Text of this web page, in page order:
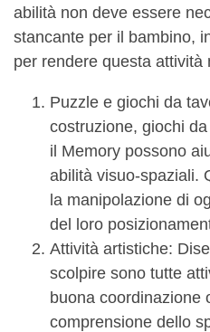
abilità non deve essere
stancante per il bambino,
per rendere questa attività
Puzzle e giochi da
costruzione, giochi
il Memory possono
abilità visuo-spaziali.
la manipolazione di
del loro
Attività artistiche:
scolpire sono tutte
buona coordinazione
comprensione dello